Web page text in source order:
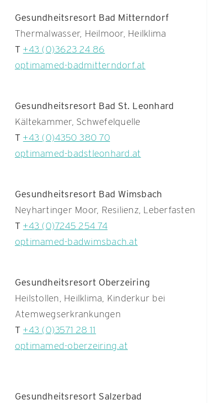
Gesundheitsresort Bad Mitterndorf
Thermalwasser, Heilmoor, Heilklima
T +43 (0)3623 24 86
optimamed-badmitterndorf.at
Gesundheitsresort Bad St. Leonhard
Kältekammer, Schwefelquelle
T +43 (0)4350 380 70
optimamed-badstleonhard.at
Gesundheitsresort Bad Wimsbach
Neyhartinger Moor, Resilienz, Leberfasten
T +43 (0)7245 254 74
optimamed-badwimsbach.at
Gesundheitsresort Oberzeiring
Heilstollen, Heilklima, Kinderkur bei
Atemwegserkrankungen
T +43 (0)3571 28 11
optimamed-oberzeiring.at
Gesundheitsresort Salzerbad